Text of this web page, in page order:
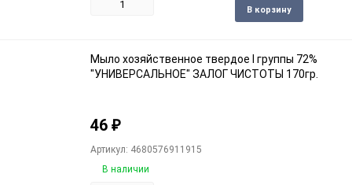
В корзину
Мыло хозяйственное твердое I группы 72%
"УНИВЕРСАЛЬНОЕ" ЗАЛОГ ЧИСТОТЫ 170гр.
46 ₽
Артикул: 4680576911915
В наличии